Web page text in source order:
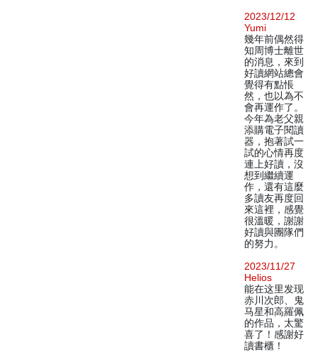
2023/12/12
Yumi
幾年前偶然得
知周博士離世
的消息，來到
好讀網站總會
覺得有點悵
然，也以為不
會再運作了。
今年為老父親
添購電子閱讀
器，抱著試一
試的心情再度
連上好讀，沒
想到繼續運
作，還有這麼
多讀友再度回
來這裡，感覺
很溫暖，謝謝
好讀與團隊們
的努力。
2023/11/27
Helios
能在这里发现
赤川次郎、鬼
马星和高羅佩
的作品，太驚
喜了！感謝好
讀書櫃！